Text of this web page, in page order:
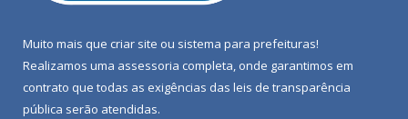
Muito mais que criar site ou sistema para prefeituras!
Realizamos uma assessoria completa, onde garantimos em
contrato que todas as exigências das leis de transparência
pública serão atendidas.